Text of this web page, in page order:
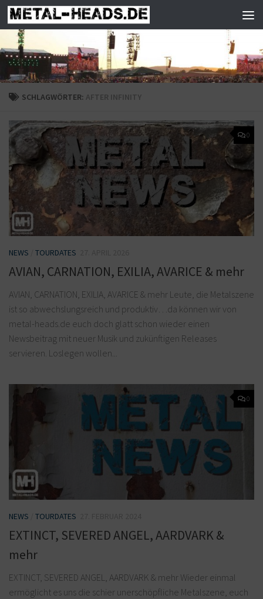
Zum Inhalt springen
SCHLAGWÖRTER: AFTER INFINITY
0
NEWS TOURDATES
AVIAN, CARNATION, EXILIA, AVARICE & mehr
AVIAN, CARNATION, EXILIA, AVARICE & mehr Leute, die Metalszene
ist so abwechslungsreich und produktiv…da können wir von
metal-heads.de euch doch glatt schon wieder einen
Newsbeitrag mit neuer Musik und zukünftigen Releases
servieren. Loslegen wollen...
0
NEWS TOURDATES
EXTINCT, SEVERED ANGEL, AARDVARK &
mehr
EXTINCT, SEVERED ANGEL, AARDVARK & mehr Wieder einmal
ermöglicht es uns die schier unerschöpfliche Metalszene, euch